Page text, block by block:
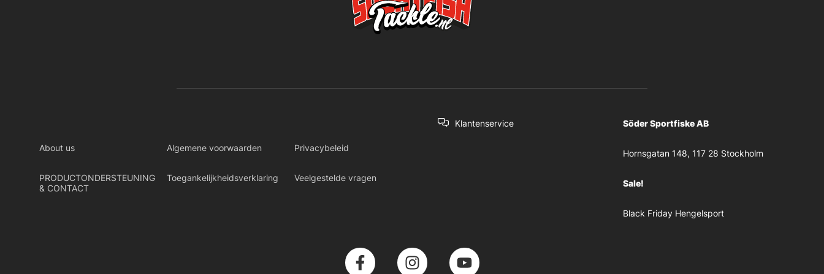
About us Algemene voorwaarden Privacybeleid
PRODUCTONDERSTEUNING
& CONTACT
Toegankelijkheidsverklaring Veelgestelde vragen
Klantenservice Söder Sportfiske AB
Hornsgatan 148, 117 28 Stockholm
Sale!
Black Friday Hengelsport